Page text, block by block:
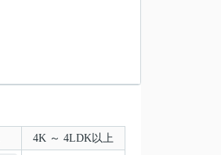
4K ～ 4LDK以上